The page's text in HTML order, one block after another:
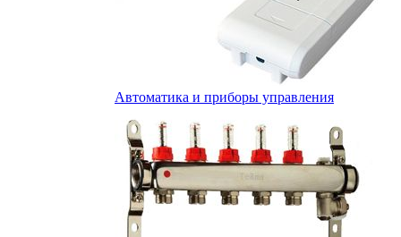
Автоматика и приборы управления